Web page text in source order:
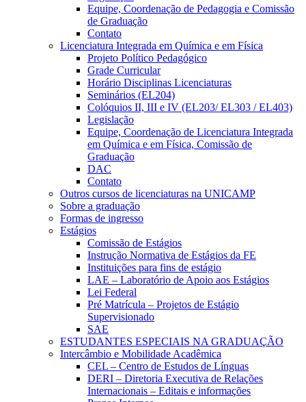
Equipe, Coordenação de Pedagogia e Comissão
de Graduação
Contato
Licenciatura Integrada em Química e em Física
Projeto Político Pedagógico
Grade Curricular
Horário Disciplinas Licenciaturas
Seminários (EL204)
Colóquios II, III e IV (EL203/ EL303 / EL403)
Legislação
Equipe, Coordenação de Licenciatura Integrada
em Química e em Física, Comissão de
Graduação
DAC
Contato
Outros cursos de licenciaturas na UNICAMP
Sobre a graduação
Formas de ingresso
Estágios
Comissão de Estágios
Instrução Normativa de Estágios da FE
Instituições para fins de estágio
LAE – Laboratório de Apoio aos Estágios
Lei Federal
Pré Matrícula – Projetos de Estágio
Supervisionado
SAE
ESTUDANTES ESPECIAIS NA GRADUAÇÃO
Intercâmbio e Mobilidade Acadêmica
CEL – Centro de Estudos de Línguas
DERI – Diretoria Executiva de Relações
Internacionais – Editais e informações